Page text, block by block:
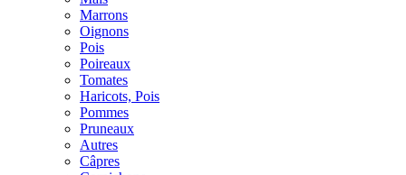
Marrons
Oignons
Pois
Poireaux
Tomates
Haricots, Pois
Pommes
Pruneaux
Autres
Câpres